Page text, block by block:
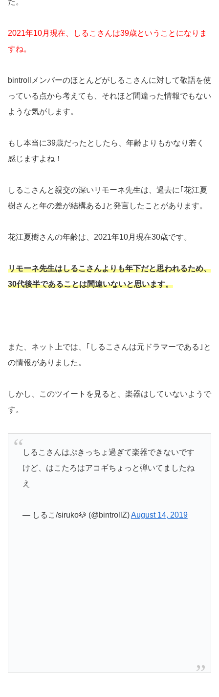
た。
2021年10月現在、しるこさんは39歳ということになりま
すね。
bintrollメンバーのほとんどがしるこさんに対して敬語を使
っている点から考えても、それほど間違った情報でもない
ような気がします。
もし本当に39歳だったとしたら、年齢よりもかなり若く
感じますよね！
しるこさんと親交の深いリモーネ先生は、過去に｢花江夏
樹さんと年の差が結構ある｣と発言したことがあります。
花江夏樹さんの年齢は、2021年10月現在30歳です。
リモーネ先生はしるこさんよりも年下だと思われるため、
30代後半であることは間違いないと思います。
また、ネット上では、｢しるこさんは元ドラマーである｣と
の情報がありました。
しかし、このツイートを見ると、楽器はしていないようで
す。
しるこさんはぷきっちょ過ぎて楽器できないです
けど、はこたろはアコギちょっと弾いてましたね
え
— しるこ/siruko🐶 (@bintrollZ)August 14, 2019